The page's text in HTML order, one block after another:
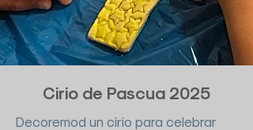
Cirio de Pascua 2025
Decoremod un cirio para celebrar